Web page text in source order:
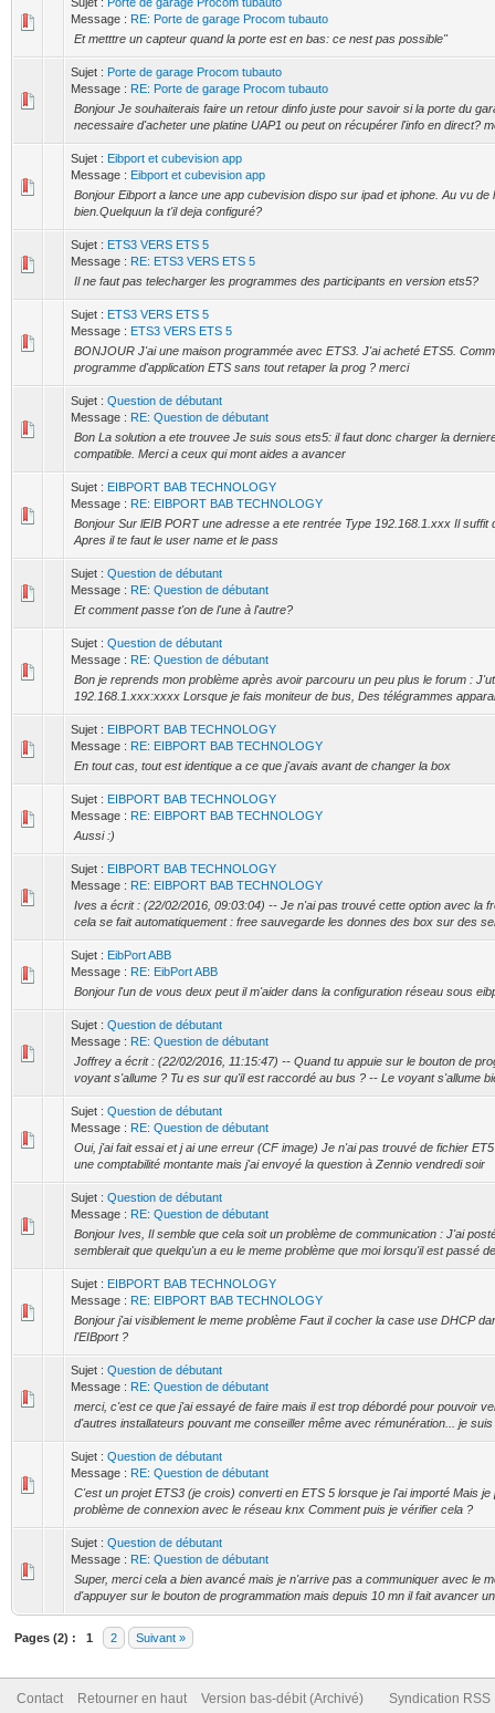
Message : RE: Porte de garage Procom tubauto
Et metttre un capteur quand la porte est en bas: ce nest pas possible"
Sujet : Porte de garage Procom tubauto
Message : RE: Porte de garage Procom tubauto
Bonjour Je souhaiterais faire un retour dinfo juste pour savoir si la porte du
necessaire d'acheter une platine UAP1 ou peut on récupérer l'info en direct?
Sujet : Eibport et cubevision app
Message : Eibport et cubevision app
Bonjour Eibport a lance une app cubevision dispo sur ipad et iphone. Au vu de
bien.Quelquun la t'il deja configuré?
Sujet : ETS3 VERS ETS 5
Message : RE: ETS3 VERS ETS 5
Il ne faut pas telecharger les programmes des participants en version ets5?
Sujet : ETS3 VERS ETS 5
Message : ETS3 VERS ETS 5
BONJOUR J'ai une maison programmée avec ETS3. J'ai acheté ETS5.
programme d'application ETS sans tout retaper la prog ? merci
Sujet : Question de débutant
Message : RE: Question de débutant
Bon La solution a ete trouvee Je suis sous ets5: il faut donc charger la
compatible. Merci a ceux qui mont aides a avancer
Sujet : EIBPORT BAB TECHNOLOGY
Message : RE: EIBPORT BAB TECHNOLOGY
Bonjour Sur lEIB PORT une adresse a ete rentrée Type 192.168.1.xxx Il suffit
Apres il te faut le user name et le pass
Sujet : Question de débutant
Message : RE: Question de débutant
Et comment passe t'on de l'une à l'autre?
Sujet : Question de débutant
Message : RE: Question de débutant
Bon je reprends mon problème après avoir parcouru un peu plus le forum :
192.168.1.xxx:xxxx Lorsque je fais moniteur de bus, Des télégrammes
Sujet : EIBPORT BAB TECHNOLOGY
Message : RE: EIBPORT BAB TECHNOLOGY
En tout cas, tout est identique a ce que j'avais avant de changer la box
Sujet : EIBPORT BAB TECHNOLOGY
Message : RE: EIBPORT BAB TECHNOLOGY
Aussi :)
Sujet : EIBPORT BAB TECHNOLOGY
Message : RE: EIBPORT BAB TECHNOLOGY
Ives a écrit : (22/02/2016, 09:03:04) -- Je n'ai pas trouvé cette option avec la
cela se fait automatiquement : free sauvegarde les donnes des box sur des
Sujet : EibPort ABB
Message : RE: EibPort ABB
Bonjour l'un de vous deux peut il m'aider dans la configuration réseau sous
Sujet : Question de débutant
Message : RE: Question de débutant
Joffrey a écrit : (22/02/2016, 11:15:47) -- Quand tu appuie sur le bouton de
voyant s'allume ? Tu es sur qu'il est raccordé au bus ? -- Le voyant s'allume
Sujet : Question de débutant
Message : RE: Question de débutant
Oui, j'ai fait essai et j ai une erreur (CF image) Je n'ai pas trouvé de fichier
une comptabilité montante mais j'ai envoyé la question à Zennio vendredi soir
Sujet : Question de débutant
Message : RE: Question de débutant
Bonjour Ives, Il semble que cela soit un problème de communication : J'ai
semblerait que quelqu'un a eu le meme problème que moi lorsqu'il est passé
Sujet : EIBPORT BAB TECHNOLOGY
Message : RE: EIBPORT BAB TECHNOLOGY
Bonjour j'ai visiblement le meme problème Faut il cocher la case use DHCP
l'EIBport ?
Sujet : Question de débutant
Message : RE: Question de débutant
merci, c'est ce que j'ai essayé de faire mais il est trop débordé pour pouvoir
d'autres installateurs pouvant me conseiller même avec rémunération... je
Sujet : Question de débutant
Message : RE: Question de débutant
C'est un projet ETS3 (je crois) converti en ETS 5 lorsque je l'ai importé Mais
problème de connexion avec le réseau knx Comment puis je vérifier cela ?
Sujet : Question de débutant
Message : RE: Question de débutant
Super, merci cela a bien avancé mais je n'arrive pas a communiquer avec le
d'appuyer sur le bouton de programmation mais depuis 10 mn il fait avancer
Pages (2) : 1 2 Suivant »
Contact Retourner en haut Version bas-débit (Archivé) Syndication RSS